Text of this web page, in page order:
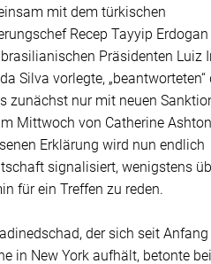
mit dem türkischen
Recep Tayyip
Präsidenten Luiz
Silva vorlegte, „beantworteten“
zunächst nur mit neuen
Mittwoch von Catherine Ashton
Erklärung wird nun endlich
signalisiert, wenigstens
für ein Treffen zu reden.
der sich seit Anfang
in New York aufhält, betonte